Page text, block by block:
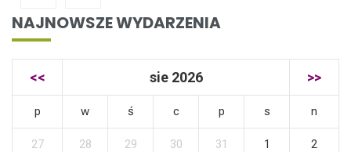
NAJNOWSZE WYDARZENIA
<< sie 2026 >>
p w ś c p s n
27 28 29 30 31 1 2